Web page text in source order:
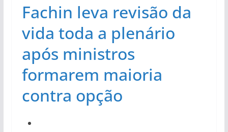
Fachin leva revisão da
vida toda a plenário
após ministros
formarem maioria
contra opção